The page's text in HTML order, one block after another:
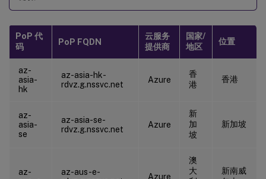
PoP 代
码
PoP FQDN
云服务
提供商
国家/
地区
位置
az-
asia-
hk
az-asia-hk-
rdvz.g.nssvc.net
Azure
香
港
香港
az-
asia-
se
az-asia-se-
rdvz.g.nssvc.net
Azure
新
加
坡
新加坡
az-
az-aus-e-
Azure
澳
大
新南威